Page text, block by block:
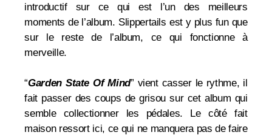
introductif sur ce qui est l’un des meilleurs
moments de l’album. Slippertails est y plus fun que
sur le reste de l’album, ce qui fonctionne à
merveille.
“Garden State Of Mind” vient casser le rythme, il
fait passer des coups de grisou sur cet album qui
semble collectionner les pédales. Le côté fait
maison ressort ici, ce qui ne manquera pas de faire